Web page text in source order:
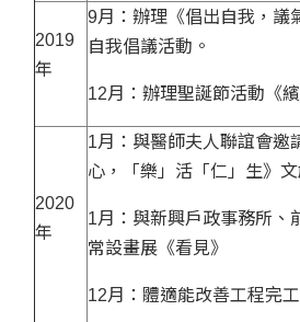
2019
年
9月：辦理《倡出自我，議
自我倡議活動。
12月：辦理聖誕節活動《繽
2020
年
1月：與醫師夫人聯誼會邀
心，「樂」活「仁」生》
1月：與新興戶政事務所、
常設畫展《看見》
12月：體適能改善工程完工